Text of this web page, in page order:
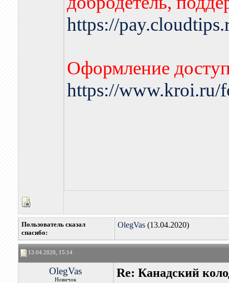
https://
Оформление
https://www.kroi.ru/
Пользователь сказал
cпасибо:
OlegVas(13.04.2020)
13.04.2020, 15:14
OlegVas
Новичок
Re: Канадский